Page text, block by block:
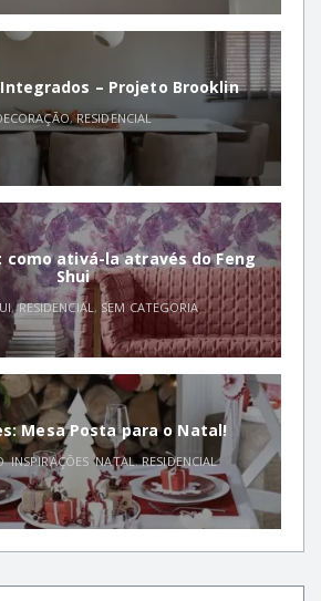
– Projeto Brooklin
,RESIDENCIAL
como ativá-la através do Feng
Shui
,RESIDENCIAL ,SEM CATEGORIA
Mesa Posta para o Natal!
,INSPIRAÇÕES ,NATAL,RESIDENCIAL